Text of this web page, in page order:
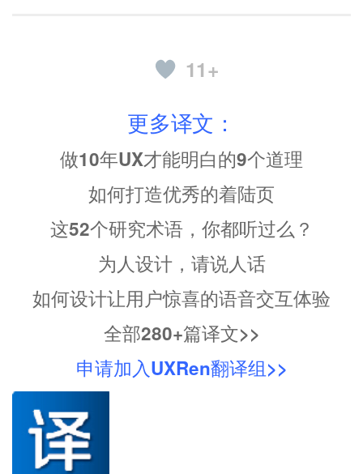
11+
更多译文：
做10年UX才能明白的9个道理
如何打造优秀的着陆页
这52个研究术语，你都听过么？
为人设计，请说人话
如何设计让用户惊喜的语音交互体验
全部280+篇译文>>
申请加入UXRen翻译组>>